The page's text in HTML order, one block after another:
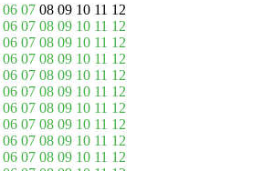
06 07 08 09 10 11 12
06 07 08 09 10 11 12
06 07 08 09 10 11 12
06 07 08 09 10 11 12
06 07 08 09 10 11 12
06 07 08 09 10 11 12
06 07 08 09 10 11 12
06 07 08 09 10 11 12
06 07 08 09 10 11 12
06 07 08 09 10 11 12